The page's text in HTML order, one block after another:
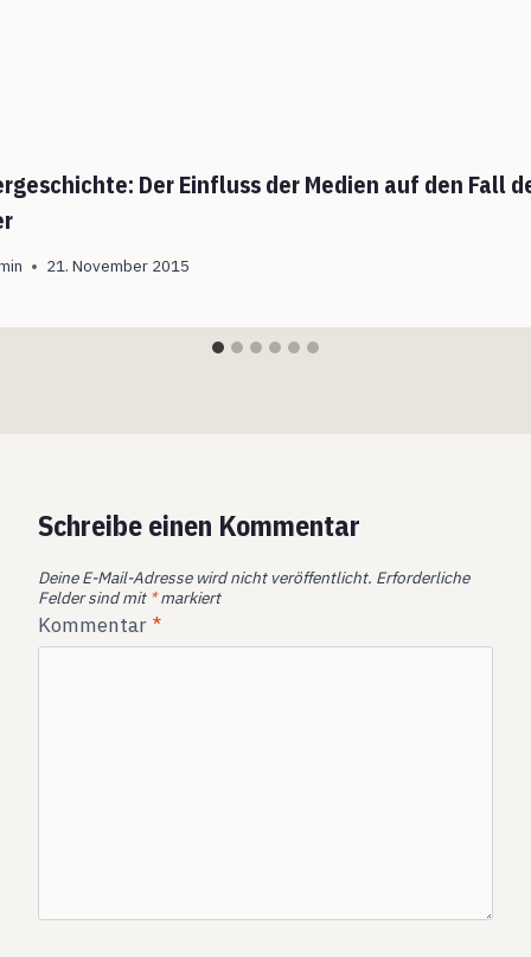
Der Einfluss der Medien auf den Fall
21. November 2015
Schreibe einen Kommentar
Deine E-Mail-Adresse wird nicht veröffentlicht. Erforderliche
Felder sind mit *markiert
Kommentar *